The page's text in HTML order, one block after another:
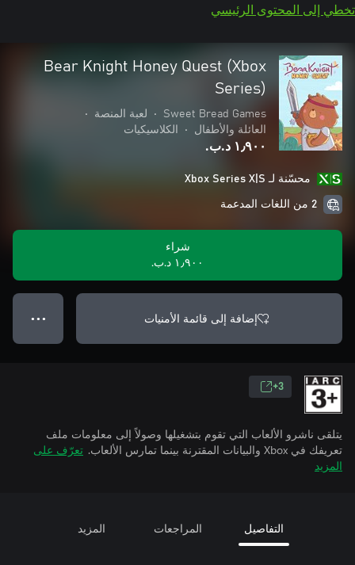
تخطي إلى المحتوى الرئيسي
Bear Knight Honey Quest (Xbox
Series)
Sweet Bread Games
• لعبة المنصة
•
العائلة والأطفال
• الكلاسيكيات
١٫٩٠٠ د.ب.‏
محسّنة لـ Xbox Series X|S
2 من اللغات المدعمة
شراء
١٫٩٠٠ د.ب.‏
إضافة إلى قائمة الأمنيات ● ● ●
3+
يتلقى ناشرو الألعاب التي تقوم بتشغيلها وصولاً إلى معلومات ملف
تعريفك في Xbox والبيانات المقترنة بينما تمارس الألعاب.
تعرّف على
المزيد
التفاصيل المراجعات المزيد